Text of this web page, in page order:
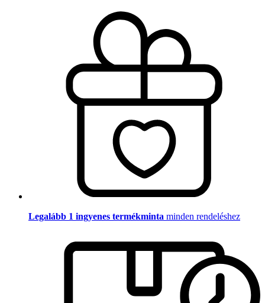
Legalább 1 ingyenes termékminta minden rendeléshez